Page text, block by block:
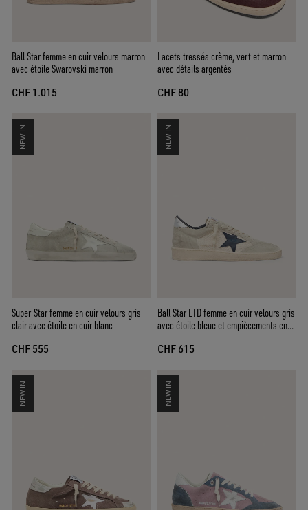
Ball Star femme en cuir velours marron
avec étoile Swarovski marron
CHF 1.015
Lacets tressés crème, vert et marron
avec détails argentés
CHF 80
NEW IN
Super-Star femme en cuir velours gris
clair avec étoile en cuir blanc
CHF 555
NEW IN
Ball Star LTD femme en cuir velours gris
avec étoile bleue et empiècements en
CHF 615
NEW IN NEW IN